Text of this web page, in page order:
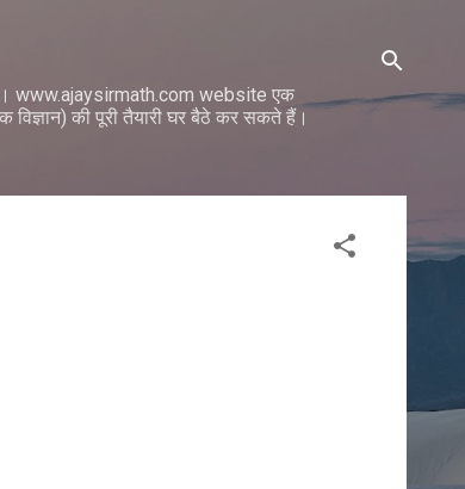
www.ajaysirmath.com website एक
की पूरी तैयारी घर बैठे कर सकते हैं।